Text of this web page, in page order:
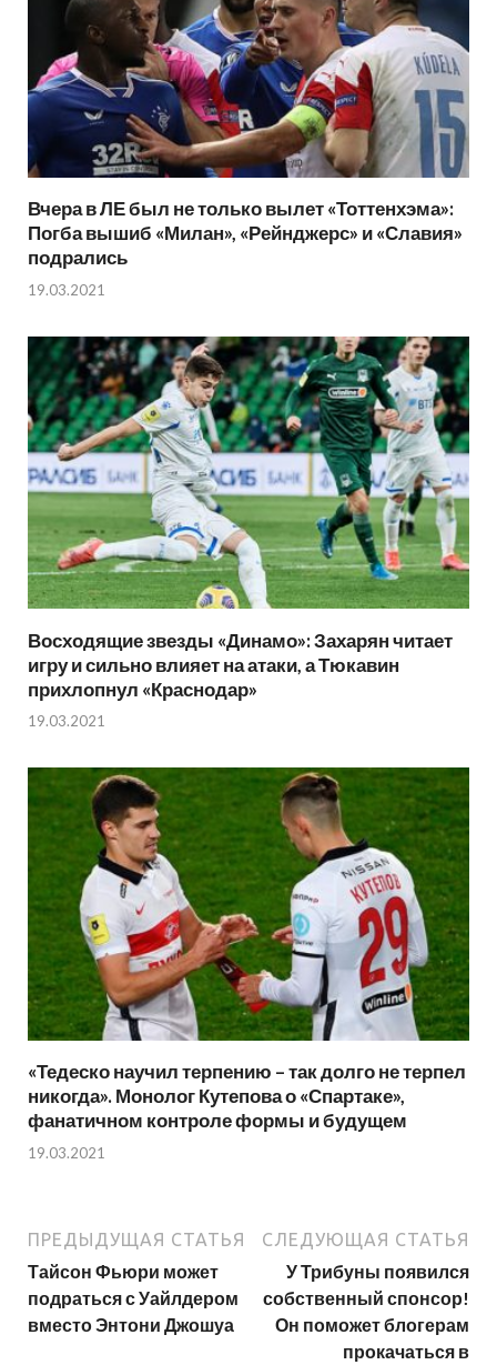
Вчера в ЛЕ был не только вылет «Тоттенхэма»:
Погба вышиб «Милан», «Рейнджерс» и «Славия»
подрались
19.03.2021
Восходящие звезды «Динамо»: Захарян читает
игру и сильно влияет на атаки, а Тюкавин
прихлопнул «Краснодар»
19.03.2021
«Тедеско научил терпению – так долго не терпел
никогда». Монолог Кутепова о «Спартаке»,
фанатичном контроле формы и будущем
19.03.2021
ПРЕДЫДУЩАЯ СТАТЬЯ
Тайсон Фьюри может
подраться с Уайлдером
вместо Энтони Джошуа
СЛЕДУЮЩАЯ СТАТЬЯ
У Трибуны появился
собственный спонсор!
Он поможет блогерам
прокачаться в